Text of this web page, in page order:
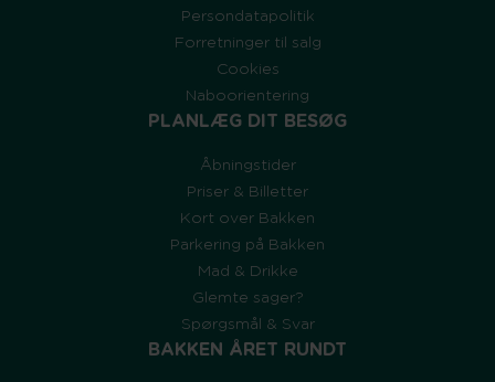
Persondatapolitik
Forretninger til salg
Cookies
Naboorientering
PLANLÆG DIT BESØG
Åbningstider
Priser & Billetter
Kort over Bakken
Parkering på Bakken
Mad & Drikke
Glemte sager?
Spørgsmål & Svar
BAKKEN ÅRET RUNDT